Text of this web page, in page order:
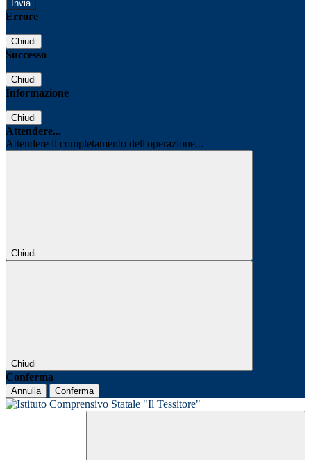
Errore
Chiudi
Successo
Chiudi
Informazione
Chiudi
Attendere...
Attendere il completamento dell'operazione...
Chiudi
Chiudi
Conferma
Annulla Conferma